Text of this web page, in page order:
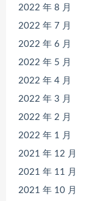
2022 年 8 月
2022 年 7 月
2022 年 6 月
2022 年 5 月
2022 年 4 月
2022 年 3 月
2022 年 2 月
2022 年 1 月
2021 年 12 月
2021 年 11 月
2021 年 10 月